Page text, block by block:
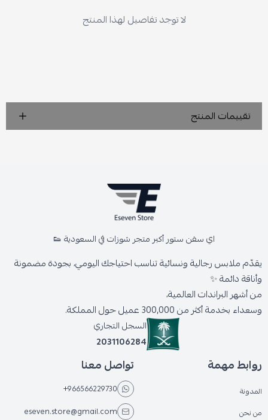
لا توجد تفاصيل لهذا المنتج
تقييمات المنتج
اي سفن ستور أكبر متجر شوزات في السعودية 👟
يقدّم ملابس رجالية ونسائية تناسب احتياجك اليومي، بجودة مضمونة
وأناقة دائمة ✨
من أشهر البراندات العالمية،
وسعداء بخدمة أكثر من 300,000 عميل حول المملكة.
السجل التجاري
2031106284
روابط مهمة
المدونة
من نحن
تواصل معنا
+966566229730
eseven.store@gmail.com